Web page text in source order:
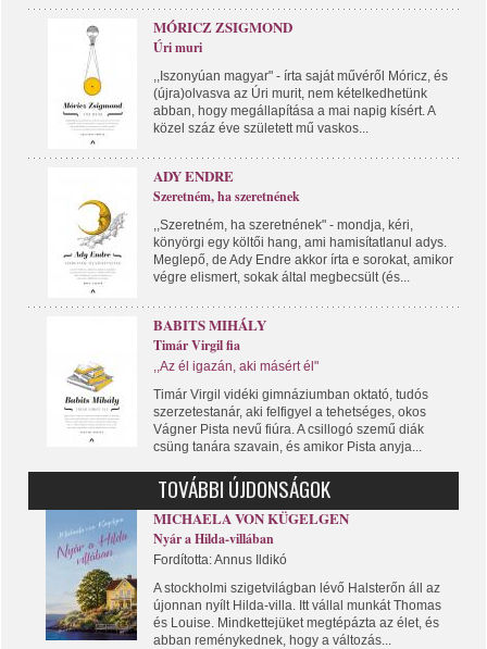
MÓRICZ ZSIGMOND
Úri muri
,,Iszonyúan magyar" - írta saját művéről Móricz, és
(újra)olvasva az Úri murit, nem kételkedhetünk
abban, hogy megállapítása a mai napig kísért. A
közel száz éve született mű vaskos...
ADY ENDRE
Szeretném, ha szeretnének
,,Szeretném, ha szeretnének" - mondja, kéri,
könyörgi egy költői hang, ami hamisítatlanul adys.
Meglepő, de Ady Endre akkor írta e sorokat, amikor
végre elismert, sokak által megbecsült (és...
BABITS MIHÁLY
Timár Virgil fia
,,Az él igazán, aki másért él"
Timár Virgil vidéki gimnáziumban oktató, tudós
szerzetestanár, aki felfigyel a tehetséges, okos
Vágner Pista nevű fiúra. A csillogó szemű diák
csüng tanára szavain, és amikor Pista anyja...
TOVÁBBI ÚJDONSÁGOK
MICHAELA VON KÜGELGEN
Nyár a Hilda-villában
Fordította: Annus Ildikó
A stockholmi szigetvilágban lévő Halsterőn áll az
újonnan nyílt Hilda-villa. Itt vállal munkát Thomas
és Louise. Mindkettejüket megtépázta az élet, és
abban reménykednek, hogy a változás...